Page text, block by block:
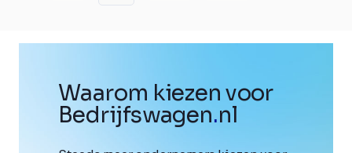
Waarom kiezen voor
Bedrijfswagen.nl